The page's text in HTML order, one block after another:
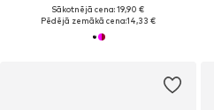
Sākotnējā cena: 19,90 €
Pēdējā zemākā cena:14,33 €